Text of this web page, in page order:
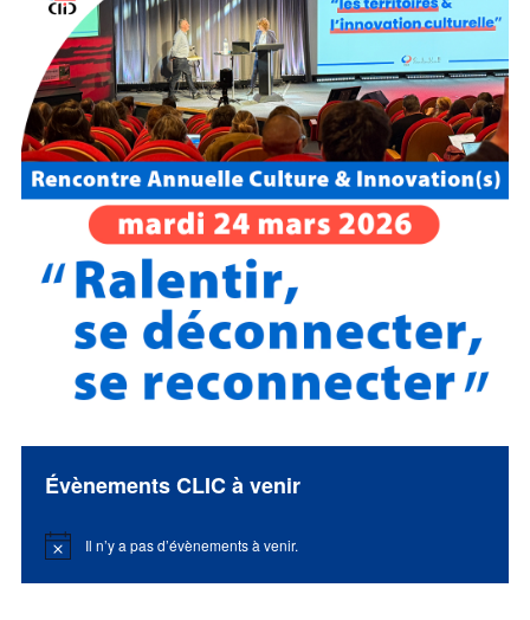
Évènements CLIC à venir
Notice Il n’y a pas d’évènements à venir.